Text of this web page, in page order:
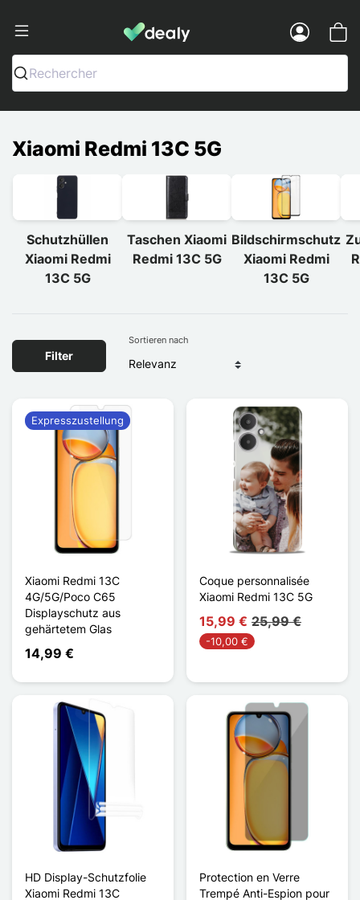
Dealy - Hüllen und Zubehör für
Rechercher
Xiaomi Redmi 13C 5G
Schutzhüllen
Xiaomi Redmi
13C 5G
Taschen Xiaomi
Redmi 13C 5G
Bildschirmschutz
Xiaomi Redmi
13C 5G
Filter
Sortieren nach
Xiaomi Redmi 13C
4G/5G/Poco C65
Displayschutz aus
gehärtetem Glas
14,99 €
Expresszustellung
Coque personnalisée
Xiaomi Redmi 13C 5G
15,99 € 25,99 €
-10,00 €
HD Display-Schutzfolie
Xiaomi Redmi 13C
Protection en Verre
Trempé Anti-Espion pour